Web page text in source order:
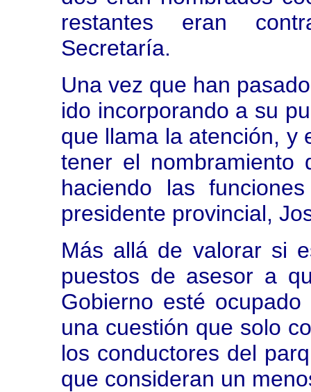
restantes eran
Secretaría.
Una vez que han
ido incorporando a su
que llama la atención, y
tener el nombramiento
haciendo las
presidente provincial,
Más allá de valorar si
puestos de asesor a
Gobierno esté
una cuestión que solo
los conductores del
que consideran un